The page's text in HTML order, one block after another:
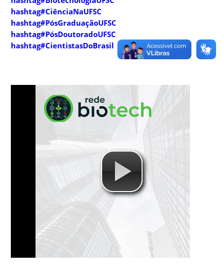
hashtag#CiênciaNaUFSC
hashtag#PósGraduaçãoUFSC
hashtag#PósDoutoradoUFSC
hashtag#CientistasDoBrasil